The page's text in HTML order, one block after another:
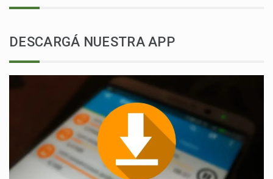
DESCARGÁ NUESTRA APP